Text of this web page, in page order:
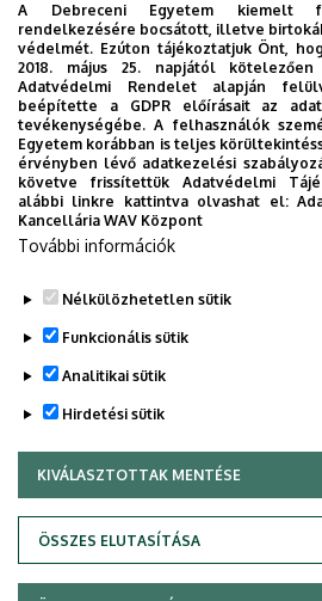
MOBILITÁSI PROGRAM
MULTIMÉDIA
NÉPEGÉSZSÉGÜGY
NEUROTECH
OKTATÁS
ORVOSTUDOMÁNY
PONTHATÁROK
RAK RANGSOR
SIÓFOK CAMPUS
SPORT
SZENIOR EGYETEM
SZOLNOK CAMPUS
TDK
TEHETSÉGGONDOZÁS
TUDOMÁNY
UD CATAPULT
ZK
ZÖLD EGYETEM
Adatvédelem
A Debreceni Egyetem kiemelt
rendelkezésére bocsátott, illetve
védelmét. Ezúton tájékoztatjuk Önt,
2018. május 25. napjától
Adatvédelmi Rendelet alapján
beépítette a GDPR előírásait az
tevékenységébe. A felhasználók
Egyetem korábban is teljes
érvényben lévő adatkezelési
követve frissítettük Adatvédelmi
alábbi linkre kattintva olvashat el:
Kancellária WAV Központ
További információk
Nélkülözhetetlen sütik
Funkcionális sütik
Analitikai sütik
Hirdetési sütik
KIVÁLASZTOTTAK MENTÉSE
ÖSSZES ELUTASÍTÁSA
WITHDRAW CONSENT